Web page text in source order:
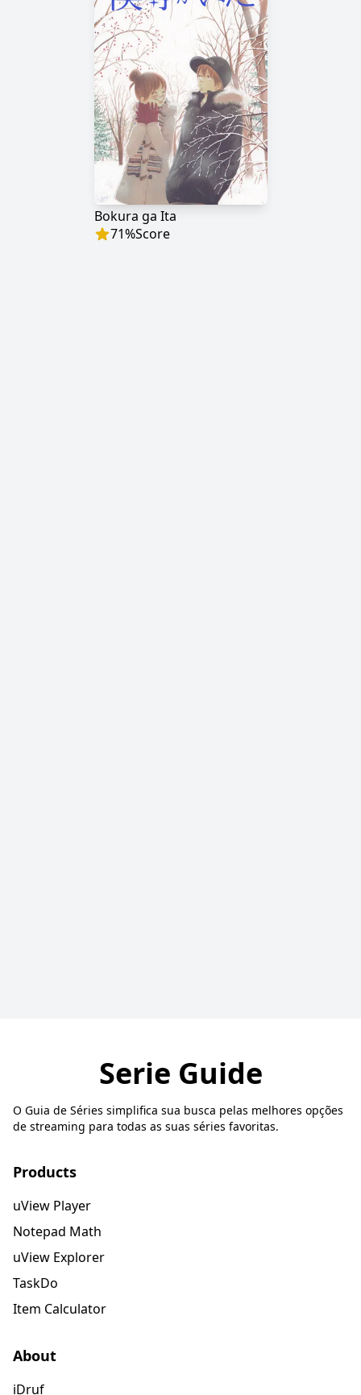
Bokura ga Ita
71%Score
Serie Guide
O Guia de Séries simplifica sua busca pelas melhores opções
de streaming para todas as suas séries favoritas.
Products
uView Player
Notepad Math
uView Explorer
TaskDo
Item Calculator
About
iDruf